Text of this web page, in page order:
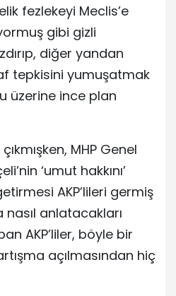
fezlekeyi Meclis’e
gibi gizli
diğer yandan
tepkisini yumuşatmak
üzerine ince plan
MHP Genel
‘umut hakkını’
AKP’lileri germiş
nasıl anlatacakları
AKP’liler, böyle bir
açılmasından hiç